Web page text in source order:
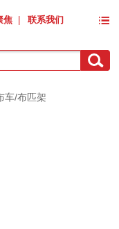
焦 联系我们
车/布匹架